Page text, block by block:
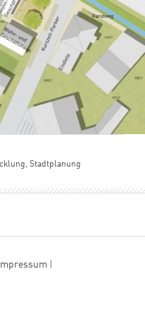
,Stadtplanung
Impressum